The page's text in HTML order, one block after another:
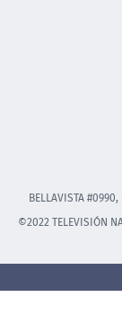
BELLAVISTA
©2022 TELEVISIÓN